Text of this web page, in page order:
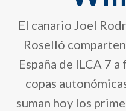
El canario Joel
Roselló
España de ILCA 7
copas
suman hoy los